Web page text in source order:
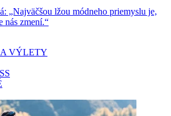
„Najväčšou lžou módneho priemyslu je,
nás zmení.“
VÝLETY